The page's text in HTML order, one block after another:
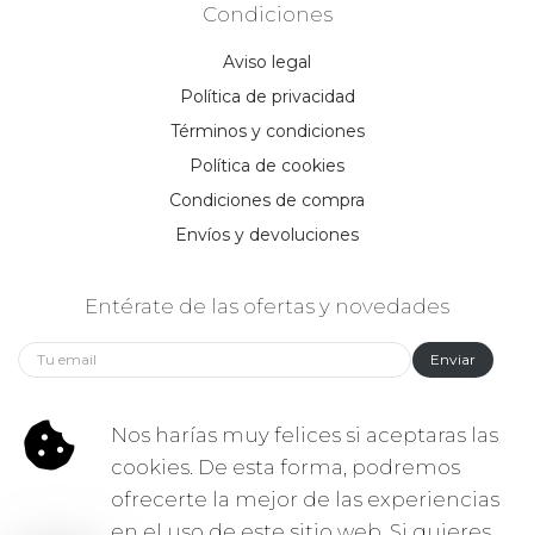
Condiciones
Aviso legal
Política de privacidad
Términos y condiciones
Política de cookies
Condiciones de compra
Envíos y devoluciones
Entérate de las ofertas y novedades
Enviar
Síguenos:
Nos harías muy felices si aceptaras las
cookies. De esta forma, podremos
ofrecerte la mejor de las experiencias